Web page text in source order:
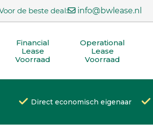
de beste deal: info@bwlease.nl
Financial
Lease
Voorraad
Operational
Lease
Voorraad
Direct economisch eigenaar